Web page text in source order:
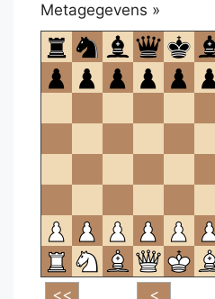
Metagegevens »
om
te
openen.